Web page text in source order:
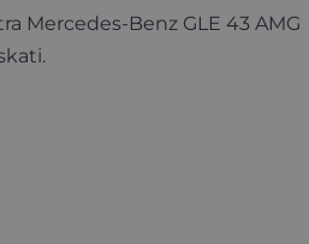
Mercedes-Benz GLE 43 AMG